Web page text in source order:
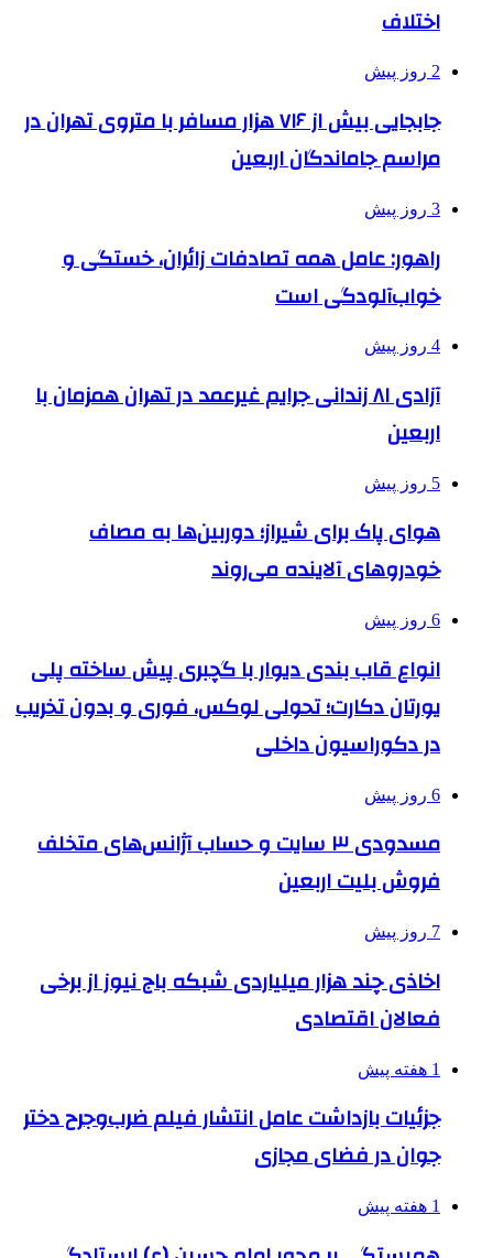
اختلاف
2 روز پیش
جابجایی بیش از ۷۱۶ هزار مسافر با متروی تهران در
مراسم جاماندگان اربعین
3 روز پیش
راهور: عامل همه تصادفات زائران، خستگی و
خواب‌آلودگی است
4 روز پیش
آزادی ۸۱ زندانی جرایم غیرعمد در تهران همزمان با
اربعین
5 روز پیش
هوای پاک برای شیراز؛ دوربین‌ها به مصاف
خودروهای آلاینده می‌روند
6 روز پیش
انواع قاب بندی دیوار با گچبری پیش ساخته پلی
یورتان دکارت؛ تحولی لوکس، فوری و بدون تخریب
در دکوراسیون داخلی
6 روز پیش
مسدودی ۳ سایت و حساب آژانس‌های متخلف
فروش بلیت اربعین
7 روز پیش
اخاذی چند هزار میلیاردی شبکه باج نیوز از برخی
فعالان اقتصادی
1 هفته پیش
جزئیات بازداشت عامل انتشار فیلم ضرب‌وجرح دختر
جوان در فضای مجازی
1 هفته پیش